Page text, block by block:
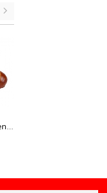
Filoncino "Laugen" (sandwich) Edna 125 gr